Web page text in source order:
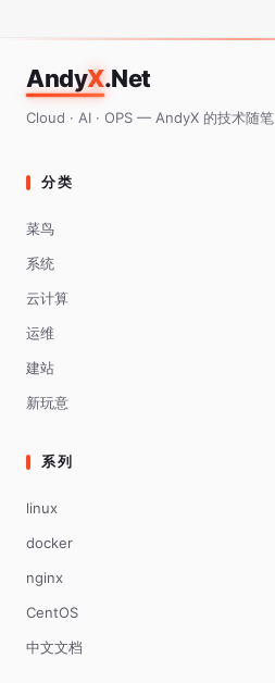
AndyX.Net
Cloud · AI · OPS — AndyX 的技术随笔
分类
菜鸟
系统
云计算
运维
建站
新玩意
系列
linux
docker
nginx
CentOS
中文文档